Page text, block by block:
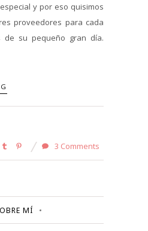
y por eso quisimos
proveedores para cada
su pequeño gran día.
3 Comments
MÍ